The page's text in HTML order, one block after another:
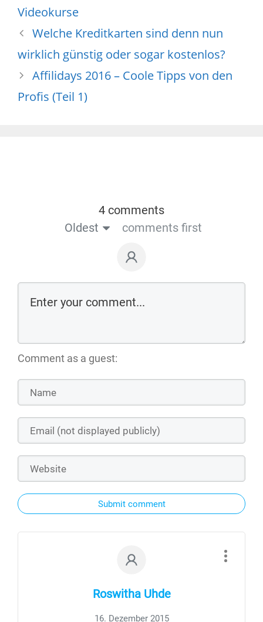
Videokurse
Welche Kreditkarten sind denn nun
wirklich günstig oder sogar kostenlos?
Affilidays 2016 – Coole Tipps von den
Profis (Teil 1)
4 comments
Oldest
comments first
Comment as a guest:
Submit comment
Roswitha Uhde
16. Dezember 2015